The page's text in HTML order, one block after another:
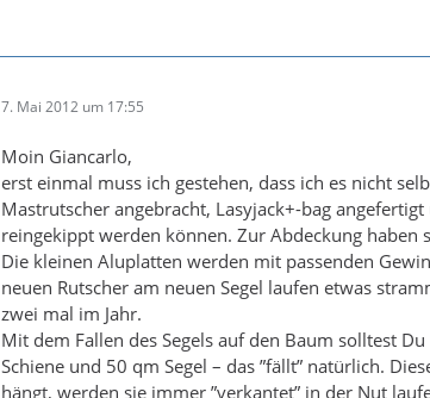
7. Mai 2012 um 17:55
Moin Giancarlo,
erst einmal muss ich gestehen, dass ich es nicht
Mastrutscher angebracht, Lasyjack+-bag
reingekippt werden können. Zur Abdeckung
Die kleinen Aluplatten werden mit passenden
neuen Rutscher am neuen Segel laufen etwas
zwei mal im Jahr.
Mit dem Fallen des Segels auf den Baum solltest
Schiene und 50 qm Segel – das ”fällt” natürlich.
hängt, werden sie immer ”verkantet” in der Nut